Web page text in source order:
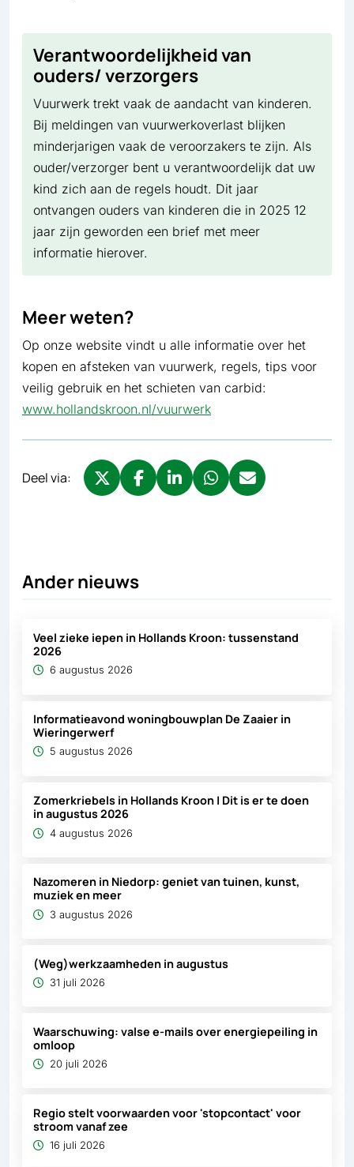
Verantwoordelijkheid van
ouders/ verzorgers
Vuurwerk trekt vaak de aandacht van kinderen.
Bij meldingen van vuurwerkoverlast blijken
minderjarigen vaak de veroorzakers te zijn. Als
ouder/verzorger bent u verantwoordelijk dat uw
kind zich aan de regels houdt. Dit jaar
ontvangen ouders van kinderen die in 2025 12
jaar zijn geworden een brief met meer
informatie hierover.
Meer weten?
Op onze website vindt u alle informatie over het
kopen en afsteken van vuurwerk, regels, tips voor
veilig gebruik en het schieten van carbid:
www.hollandskroon.nl/vuurwerk
Deel via:
Ander nieuws
Veel zieke iepen in Hollands Kroon: tussenstand
2026
6 augustus 2026
Informatieavond woningbouwplan De Zaaier in
Wieringerwerf
5 augustus 2026
Zomerkriebels in Hollands Kroon | Dit is er te doen
in augustus 2026
4 augustus 2026
Nazomeren in Niedorp: geniet van tuinen, kunst,
muziek en meer
3 augustus 2026
(Weg)werkzaamheden in augustus
31 juli 2026
Waarschuwing: valse e-mails over energiepeiling in
omloop
20 juli 2026
Regio stelt voorwaarden voor 'stopcontact' voor
stroom vanaf zee
16 juli 2026